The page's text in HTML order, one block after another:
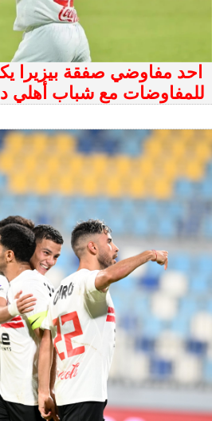
احد مفاوضي صفقة بيزيرا
للمفاوضات مع شباب أهلي